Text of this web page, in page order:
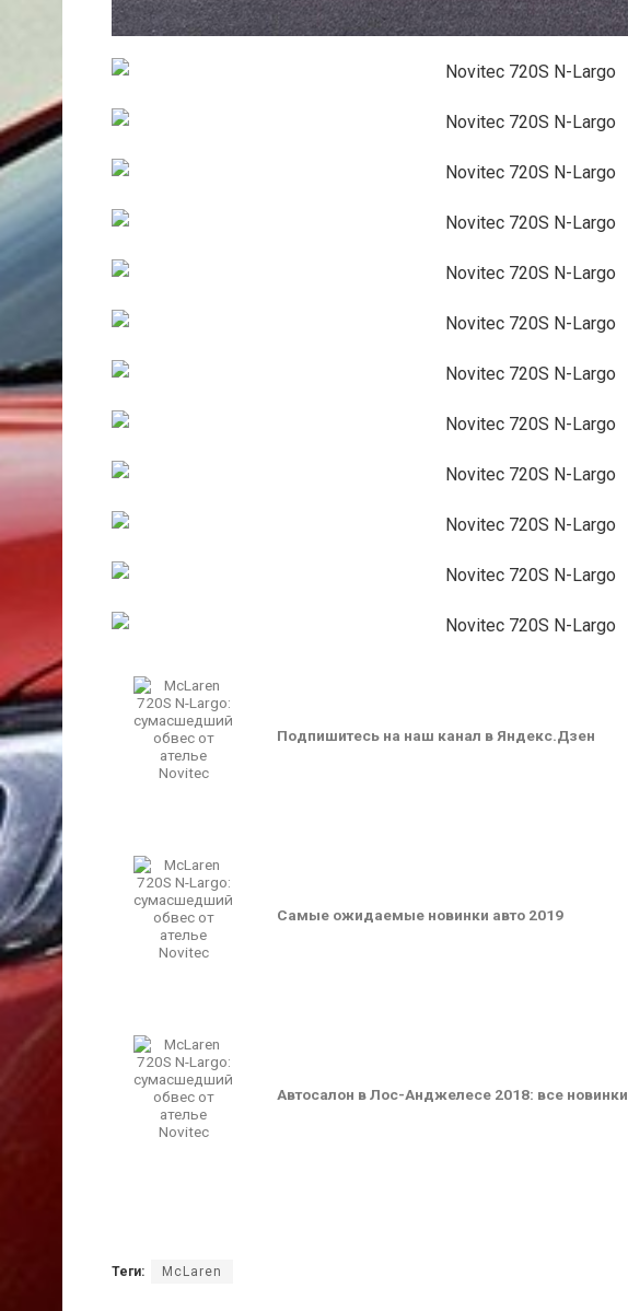
Подпишитесь на наш канал в Яндекс.Дзен
Самые ожидаемые новинки авто 2019
Автосалон в Лос-Анджелесе 2018: все новинки
Теги: McLaren